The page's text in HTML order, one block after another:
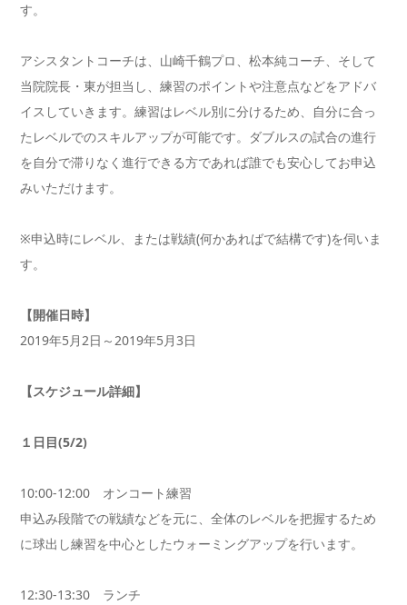
す。
アシスタントコーチは、山崎千鶴プロ、松本純コーチ、そして
当院院長・東が担当し、練習のポイントや注意点などをアドバ
イスしていきます。練習はレベル別に分けるため、自分に合っ
たレベルでのスキルアップが可能です。ダブルスの試合の進行
を自分で滞りなく進行できる方であれば誰でも安心してお申込
みいただけます。
※申込時にレベル、または戦績(何かあればで結構です)を伺いま
す。
【開催日時】
2019年5月2日～2019年5月3日
【スケジュール詳細】
１日目(5/2)
10:00-12:00 オンコート練習
申込み段階での戦績などを元に、全体のレベルを把握するため
に球出し練習を中心としたウォーミングアップを行います。
12:30-13:30 ランチ